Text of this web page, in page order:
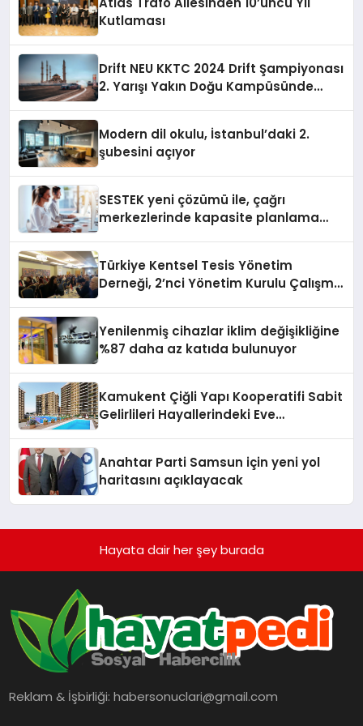
Kutlaması
Drift NEU KKTC 2024 Drift Şampiyonası
2. Yarışı Yakın Doğu Kampüsünde
Modern dil okulu, İstanbul’daki 2.
şubesini açıyor
SESTEK yeni çözümü ile, çağrı
merkezlerinde kapasite planlama
Türkiye Kentsel Tesis Yönetim
Derneği, 2’nci Yönetim Kurulu Çalışma
Yenilenmiş cihazlar iklim değişikliğine
%87 daha az katıda bulunuyor
Kamukent Çiğli Yapı Kooperatifi Sabit
Gelirlileri Hayallerindeki Eve
Anahtar Parti Samsun için yeni yol
haritasını açıklayacak
Hayata dair her şey burada
Reklam & İşbirliği:habersonuclari@gmail.com